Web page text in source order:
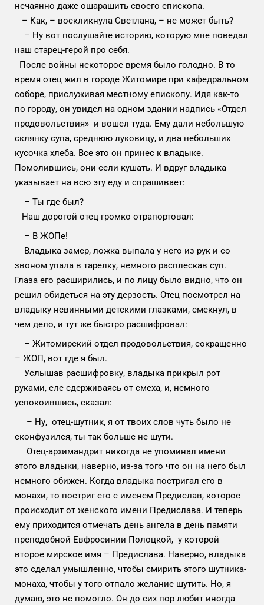
нечаянно даже ошарашить своего епископа.
– Как, – воскликнула Светлана, – не может быть?
– Ну вот послушайте историю, которую мне поведал
наш старец-герой про себя.
После войны некоторое время было голодно. В то
время отец жил в городе Житомире при кафедральном
соборе, прислуживая местному епископу. Идя как-то
по городу, он увидел на одном здании надпись «Отдел
продовольствия» и вошел туда. Ему дали небольшую
склянку супа, среднюю луковицу, и два небольших
кусочка хлеба. Все это он принес к владыке.
Помолившись, они сели кушать. И вдруг владыка
указывает на всю эту еду и спрашивает:
– Ты где был?
Наш дорогой отец громко отрапортовал:
– В ЖОПе!
Владыка замер, ложка выпала у него из рук и со
звоном упала в тарелку, немного расплескав суп.
Глаза его расширились, и по лицу было видно, что он
решил обидеться на эту дерзость. Отец посмотрел на
владыку невинными детскими глазками, смекнул, в
чем дело, и тут же быстро расшифровал:
– Житомирский отдел продовольствия, сокращенно
– ЖОП, вот где я был.
Услышав расшифровку, владыка прикрыл рот
руками, еле сдерживаясь от смеха, и, немного
успокоившись, сказал:
– Ну, отец-шутник, я от твоих слов чуть было не
сконфузился, ты так больше не шути.
Отец-архимандрит никогда не упоминал имени
этого владыки, наверно, из-за того что он на него был
немного обижен. Когда владыка постригал его в
монахи, то постриг его с именем Предислав, которое
происходит от женского имени Предислава. И теперь
ему приходится отмечать день ангела в день памяти
преподобной Евфросинии Полоцкой, у которой
второе мирское имя – Предислава. Наверно, владыка
это сделал умышленно, чтобы смирить этого шутника-
монаха, чтобы у того отпало желание шутить. Но, я
думаю, это не помогло. Он до сих пор любит иногда